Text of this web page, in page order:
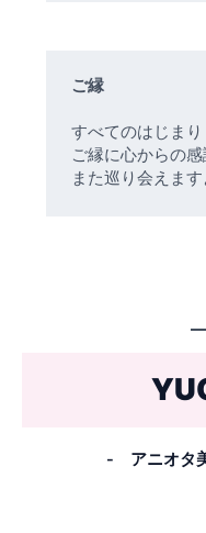
ご縁
すべてのはじまり
ご縁に心からの感
また巡り会えま
- アニオタ